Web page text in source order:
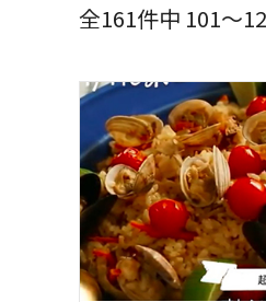
全161件中 101～